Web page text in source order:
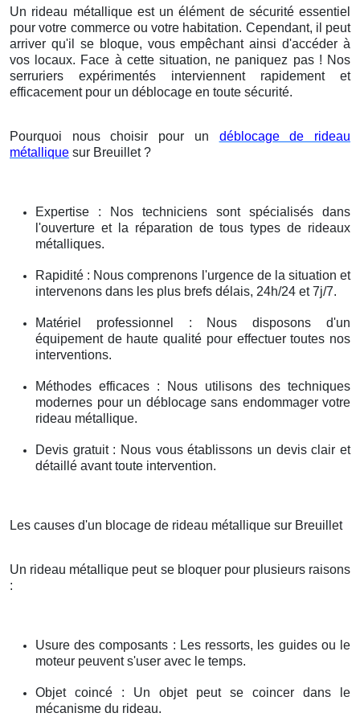
Un rideau métallique est un élément de sécurité essentiel
pour votre commerce ou votre habitation. Cependant, il peut
arriver qu'il se bloque, vous empêchant ainsi d'accéder à
vos locaux. Face à cette situation, ne paniquez pas ! Nos
serruriers expérimentés interviennent rapidement et
efficacement pour un déblocage en toute sécurité.
Pourquoi nous choisir pour un déblocage de rideau
métallique sur Breuillet ?
Expertise : Nos techniciens sont spécialisés dans
l'ouverture et la réparation de tous types de rideaux
métalliques.
Rapidité : Nous comprenons l'urgence de la situation et
intervenons dans les plus brefs délais, 24h/24 et 7j/7.
Matériel professionnel : Nous disposons d'un
équipement de haute qualité pour effectuer toutes nos
interventions.
Méthodes efficaces : Nous utilisons des techniques
modernes pour un déblocage sans endommager votre
rideau métallique.
Devis gratuit : Nous vous établissons un devis clair et
détaillé avant toute intervention.
Les causes d'un blocage de rideau métallique sur Breuillet
Un rideau métallique peut se bloquer pour plusieurs raisons
:
Usure des composants : Les ressorts, les guides ou le
moteur peuvent s'user avec le temps.
Objet coincé : Un objet peut se coincer dans le
mécanisme du rideau.